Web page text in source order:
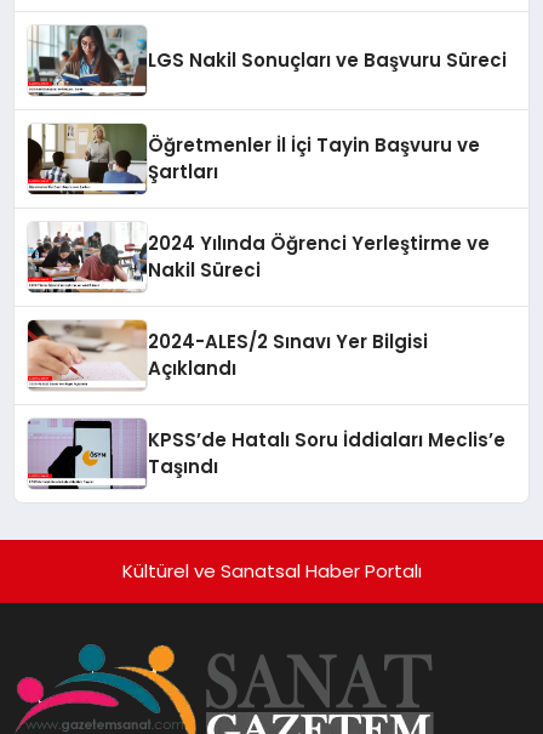
LGS Nakil Sonuçları ve Başvuru Süreci
Öğretmenler İl İçi Tayin Başvuru ve
Şartları
2024 Yılında Öğrenci Yerleştirme ve
Nakil Süreci
2024-ALES/2 Sınavı Yer Bilgisi
Açıklandı
KPSS’de Hatalı Soru İddiaları Meclis’e
Taşındı
Kültürel ve Sanatsal Haber Portalı